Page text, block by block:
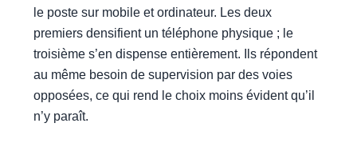
le poste sur mobile et ordinateur. Les deux
premiers densifient un téléphone physique ; le
troisième s’en dispense entièrement. Ils répondent
au même besoin de supervision par des voies
opposées, ce qui rend le choix moins évident qu’il
n’y paraît.